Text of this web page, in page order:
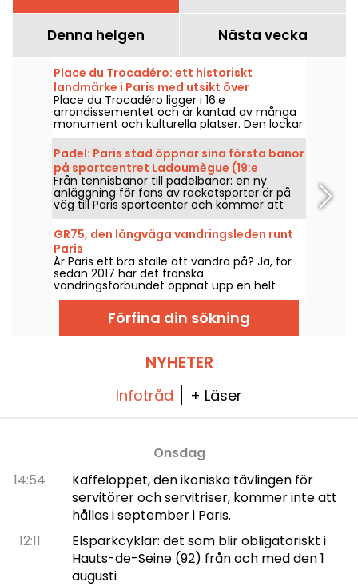
Denna helgen Nästa vecka
Place du Trocadéro: ett historiskt
landmärke i Paris med utsikt över
Eiffeltornet
Place du Trocadéro ligger i 16:e
arrondissementet och är kantad av många
monument och kulturella platser. Den lockar
både turister och Parisbor som bott här hela
livet tack vare den oslagbara utsikten över
Eiffeltornet.
Padel: Paris stad öppnar sina första banor
på sportcentret Ladoumègue (19:e
arrondissementet)
Från tennisbanor till padelbanor: en ny
anläggning för fans av racketsporter är på
väg till Paris sportcenter och kommer att
öppna snart.
GR75, den långväga vandringsleden runt
Paris
Är Paris ett bra ställe att vandra på? Ja, för
sedan 2017 har det franska
vandringsförbundet öppnat upp en helt
skyltad led runt Paris för alla
vandringsentusiaster.
Förfina din sökning
NYHETER
Infotråd + Läser
Onsdag
14:54
Kaffeloppet, den ikoniska tävlingen för
servitörer och servitriser, kommer inte att
hållas i september i Paris.
12:11
Elsparkcyklar: det som blir obligatoriskt i
Hauts-de-Seine (92) från och med den 1
augusti